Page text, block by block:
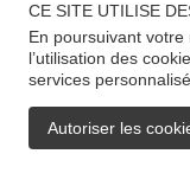
CE SITE UTILISE
En poursuivant
l’utilisation des
services
Autoriser les